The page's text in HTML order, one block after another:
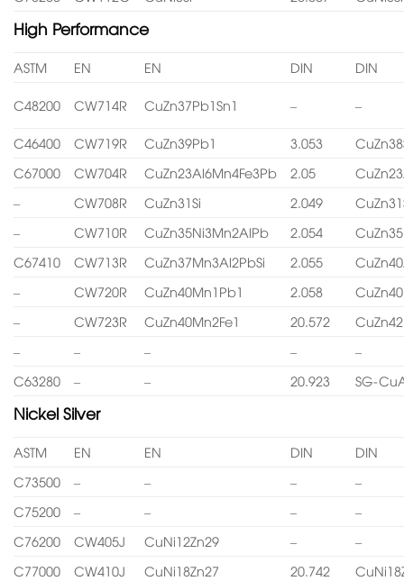
High Performance
ASTM EN EN DIN DIN
C48200 CW714R CuZn37Pb1Sn1 – –
C46400 CW719R CuZn39Pb1 3.053
C67000
CW704R CuZn23Al6Mn4Fe3Pb 2.05
–
CW708R CuZn31Si 2.049
–
CW710R CuZn35Ni3Mn2AlPb 2.054
C67410
CW713R CuZn37Mn3Al2PbSi 2.055
–
CW720R CuZn40Mn1Pb1 2.058
–
CW723R CuZn40Mn2Fe1 20.572
–
– – –
–
C63280
– – 20.923 SG-
Nickel Silver
ASTM EN EN DIN
DIN
C73500
– – –
–
C75200
– – –
–
C76200
CW405J CuNi12Zn29 –
–
C77000
CW410J CuNi18Zn27 20.742